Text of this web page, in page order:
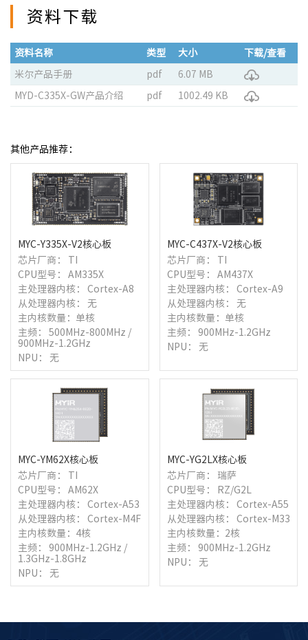
资料下载
资料名称 类型 大小 下载/查看
米尔产品手册 pdf 6.07 MB
MYD-C335X-GW产品介绍 pdf 1002.49 KB
其他产品推荐：
MYC-Y335X-V2核心板
芯片厂商： TI
CPU型号： AM335X
主处理器内核： Cortex-A8
从处理器内核： 无
主内核数量：单核
主频： 500MHz-800MHz /
900MHz-1.2GHz
NPU： 无
MYC-C437X-V2核心板
芯片厂商： TI
CPU型号： AM437X
主处理器内核： Cortex-A9
从处理器内核： 无
主内核数量：单核
主频： 900MHz-1.2GHz
NPU： 无
MYC-YM62X核心板
芯片厂商： TI
CPU型号： AM62X
主处理器内核： Cortex-A53
从处理器内核： Cortex-M4F
主内核数量：4核
主频： 900MHz-1.2GHz /
1.3GHz-1.8GHz
NPU： 无
MYC-YG2LX核心板
芯片厂商： 瑞萨
CPU型号： RZ/G2L
主处理器内核： Cortex-A55
从处理器内核： Cortex-M33
主内核数量：2核
主频： 900MHz-1.2GHz
NPU： 无